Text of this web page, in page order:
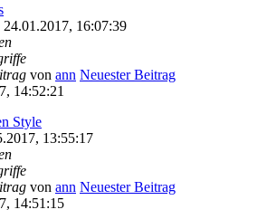
24.01.2017, 16:07:39
von ann Neuester Beitrag
14:52:21
Style
13:55:17
von ann Neuester Beitrag
14:51:15